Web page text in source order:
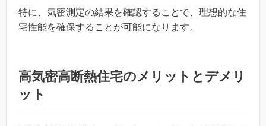
特に、気密測定の結果を確認することで、理想的な住
宅性能を確保することが可能になります。
高気密高断熱住宅のメリットとデメリ
ット